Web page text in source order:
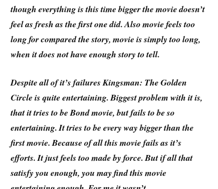
though everything is this time bigger the movie doesn’t
feel as fresh as the first one did. Also movie feels too
long for compared the story, movie is simply too long,
when it does not have enough story to tell.
Despite all of it’s failures Kingsman: The Golden
Circle is quite entertaining. Biggest problem with it is,
that it tries to be Bond movie, but fails to be so
entertaining. It tries to be every way bigger than the
first movie. Because of all this movie fails as it’s
efforts. It just feels too made by force. But if all that
satisfy you enough, you may find this movie